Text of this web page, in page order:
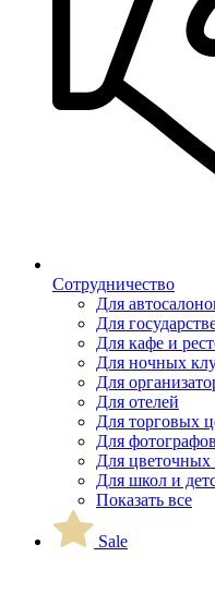
Сотрудничество
Для
Для
Для кафе и
Для ночных
Для
Для отелей
Для торговых
Для фотографов
Для цветочных
Для школ и
Показать все
Sale